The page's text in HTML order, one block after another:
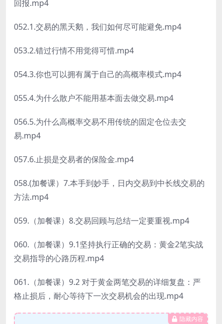
回报.mp4
052.1.交易的黑天鹅，我们如何尽可能避免.mp4
053.2.错过行情不用觉得可惜.mp4
054.3.你也可以拥有属于自己的高概率模式.mp4
055.4.为什么散户不能用基本面去做交易.mp4
056.5.为什么高概率交易不用传统的固定仓位去交
易.mp4
057.6.止损是交易者的保险金.mp4
058.(加餐课）7.本手到妙手，日内交易到中长线交易的
方法.mp4
059.（加餐课）8.交易回顾与总结一定要重视.mp4
060.（加餐课）9.1坚持执行正确的交易：黄金2笔实战
交易指导的心路历程.mp4
061.（加餐课）9.2 对于黄金两笔交易的详细复盘：严
格止损后，耐心等待下一次交易机会的出现.mp4
隐藏内容